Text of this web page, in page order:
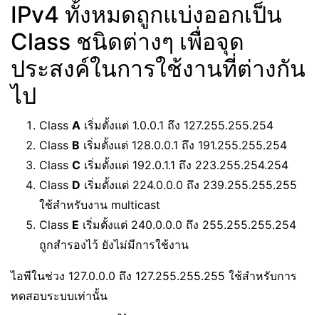
IPv4 ทั้งหมดถูกแบ่งออกเป็น
Class ชนิดต่างๆ เพื่อจุด
ประสงค์ในการใช้งานที่ต่างกัน
ไป
Class A เริ่มตั้งแต่ 1.0.0.1 ถึง 127.255.255.254
Class B เริ่มตั้งแต่ 128.0.0.1 ถึง 191.255.255.254
Class C เริ่มตั้งแต่ 192.0.1.1 ถึง 223.255.254.254
Class D เริ่มตั้งแต่ 224.0.0.0 ถึง 239.255.255.255
ใช้สำหรับงาน multicast
Class E เริ่มตั้งแต่ 240.0.0.0 ถึง 255.255.255.254
ถูกสำรองไว้ ยังไม่มีการใช้งาน
ไอพีในช่วง 127.0.0.0 ถึง 127.255.255.255 ใช้สำหรับการ
ทดสอบระบบเท่านั้น